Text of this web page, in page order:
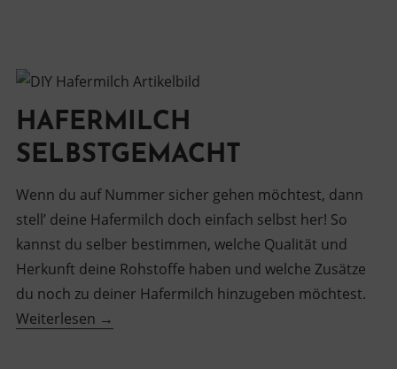
HAFERMILCH
SELBSTGEMACHT
Wenn du auf Nummer sicher gehen möchtest, dann
stell’ deine Hafermilch doch einfach selbst her! So
kannst du selber bestimmen, welche Qualität und
Herkunft deine Rohstoffe haben und welche Zusätze
du noch zu deiner Hafermilch hinzugeben möchtest.
Weiterlesen “Hafermilch
→